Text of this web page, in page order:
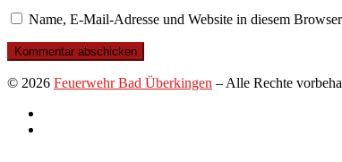
Name, E-Mail-Adresse und Website in diesem
© 2026 Feuerwehr Bad Überkingen – Alle Rechte